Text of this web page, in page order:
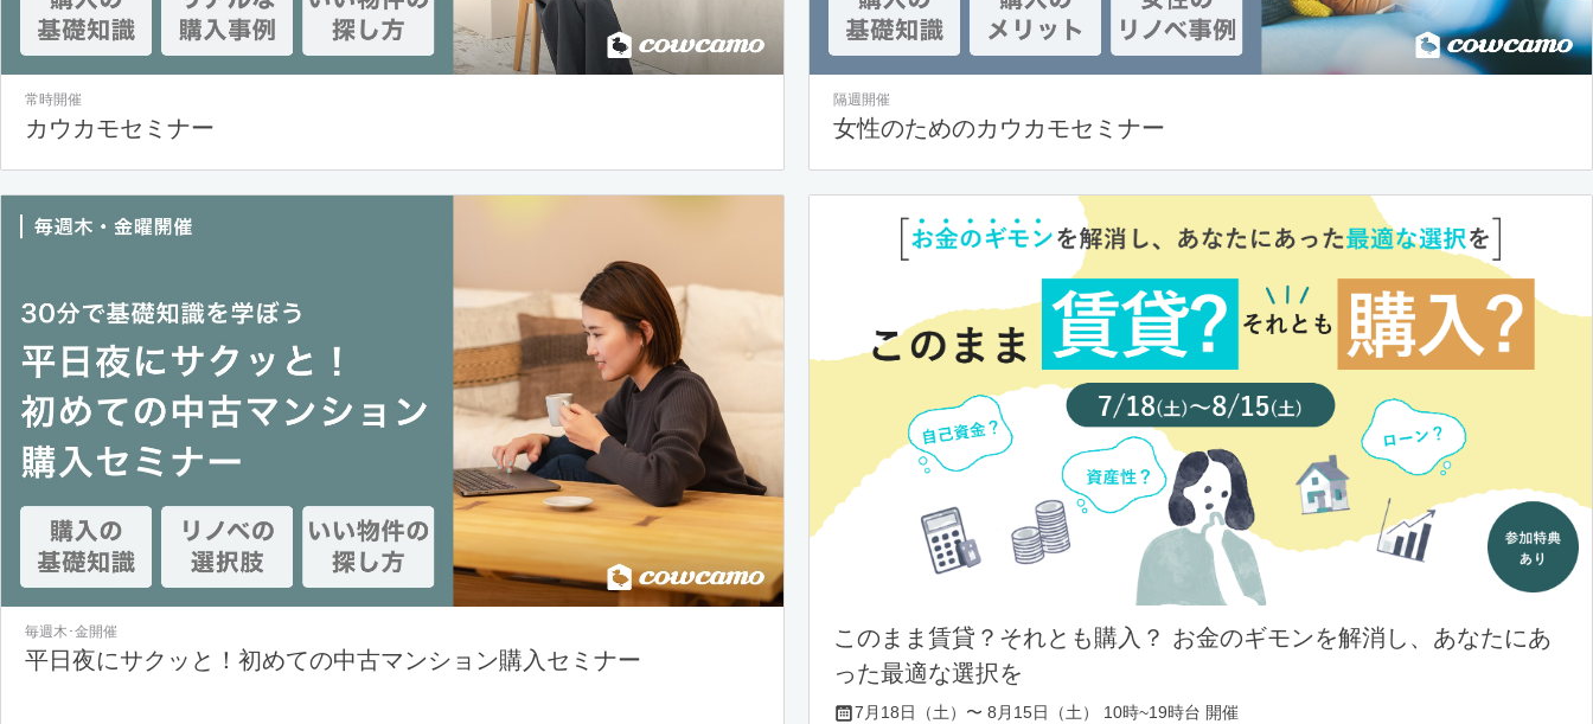
常時開催
カウカモセミナー
隔週開催
女性のためのカウカモセミナー
毎週木･金開催
平日夜にサクッと！初めての中古マンション購入セミナー
このまま賃貸？それとも購入？ お金のギモンを解消し、あなたにあ
った最適な選択を
7月18日（土）〜 8月15日（土） 10時~19時台 開催